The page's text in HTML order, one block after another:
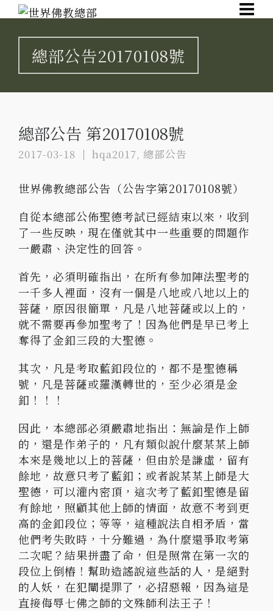
總部公告20170108號
總部公告 第20170108號
2017-03-18 hqa2017, 總部公告
世界佛教總部公告（公告字第20170108號）
自從本總部公佈聖德考試已經結束以來，收到
了一些反映，現在僅就其中一些重要的問題作
一嚴肅、決定性的回答。
首先，必須明確指出，在所有參加陣法聖考的
一千多人裡面，沒有一個是八地或八地以上的
菩薩，原因很簡單，凡是八地菩薩或以上的，
就不需要再參加聖考了！因為他們是早已考上
奪得了金釦三段的大聖德。
其次，凡是考取藍釦段位的，都不是聖德稱
號，凡是菩薩或羅漢轉世的，至少必須是金
釦！！！
因此，本總部必須嚴肅地指出：無論是作上師
的，還是作弟子的，凡有類似說什麼某某上師
本來是幾地以上的菩薩，但由於是謙虛，留有
餘地，故意只考了藍釦；或者說某某上師是大
聖德，可以灌內密頂，這次考了藍釦聖德是留
有餘地，照顧其他上師的情面，故意不考到更
高的金釦段位；等等，這種說法自相矛盾，當
他們考失敗時，十分難過，為什麼還爭取考第
二次呢？結果拼盡了命，但是照常在第一次的
段位上倒樁！幫助造謠說這些話的人，是絕對
的人妖，在犯闡提罪了，必招惡報，因為這是
直接侮辱七佛之師的文殊師利法王子！